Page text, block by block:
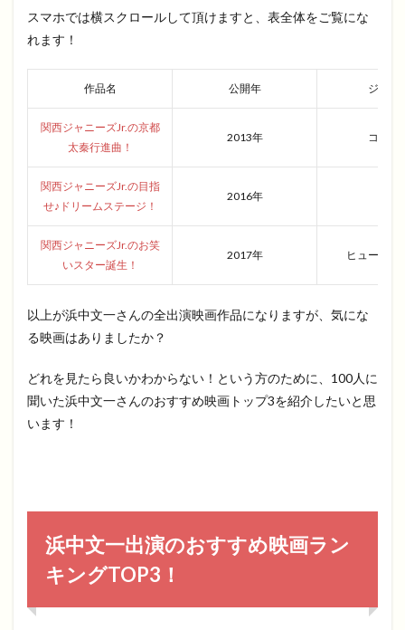
スマホでは横スクロールして頂けますと、表全体をご覧にな
れます！
作品名 公開年 ジャン
関西ジャニーズJr.の京都
太秦行進曲！
2013年 コメデ
関西ジャニーズJr.の目指
せ♪ドリームステージ！
2016年
関西ジャニーズJr.のお笑
いスター誕生！
2017年 ヒューマン
以上が浜中文一さんの全出演映画作品になりますが、気にな
る映画はありましたか？
どれを見たら良いかわからない！という方のために、100人に
聞いた浜中文一さんのおすすめ映画トップ3を紹介したいと思
います！
浜中文一出演のおすすめ映画ラン
キングTOP3！